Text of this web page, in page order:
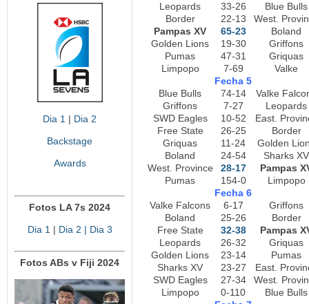
Dia 1 | Dia 2
Backstage
Awards
Fotos LA 7s 2024
Dia 1 | Dia 2 | Dia 3
Fotos ABs v Fiji 2024
Leopards
33-26
Blue Bulls
Border
22-13
West.
Pampas XV
65-23
Boland
Golden Lions
19-30
Griffons
Pumas
47-31
Griquas
Limpopo
7-69
Valke
Fecha 5
Blue Bulls
74-14
Valke
Griffons
7-27
Leopards
SWD Eagles
10-52
East.
Free State
26-25
Border
Griquas
11-24
Golden
Boland
24-54
Sharks XV
West. Province
28-17
Pampas
Pumas
154-0
Limpopo
Fecha 6
Valke Falcons
6-17
Griffons
Boland
25-26
Border
Free State
32-38
Pampas
Leopards
26-32
Griquas
Golden Lions
23-14
Pumas
Sharks XV
23-27
East.
SWD Eagles
27-34
West.
Limpopo
0-110
Blue Bulls